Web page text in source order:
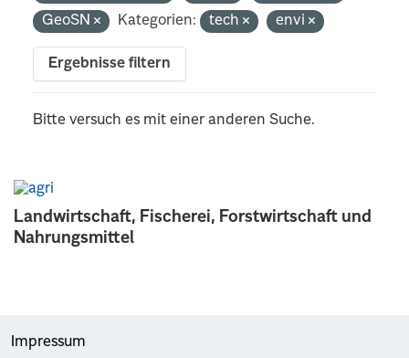
Landwirtschaft, Fischerei, Forstwirtschaft und
Nahrungsmittel
GeoSN
Kategorien: tech envi
Ergebnisse filtern
Bitte versuch es mit einer anderen Suche.
Impressum